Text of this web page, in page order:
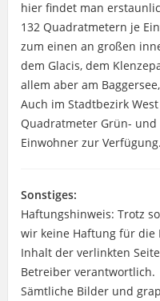
hier findet man
132 Quadratmetern je
zum einen an großen
dem Glacis, dem
allem aber am
Auch im Stadtbezirk
Quadratmeter Grün-
Einwohner zur Verfügung.
Sonstiges:
Haftungshinweis: Trotz
wir keine Haftung für die
Inhalt der verlinkten
Betreiber verantwortlich.
Sämtliche Bilder und